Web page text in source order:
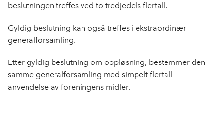
beslutningen treffes ved to tredjedels flertall.
Gyldig beslutning kan også treffes i ekstraordinær
generalforsamling.
Etter gyldig beslutning om oppløsning, bestemmer den
samme generalforsamling med simpelt flertall
anvendelse av foreningens midler.